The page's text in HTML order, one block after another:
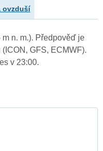
ovzduší
n. m.). Předpověď je
GFS, ECMWF).
v 23:00.